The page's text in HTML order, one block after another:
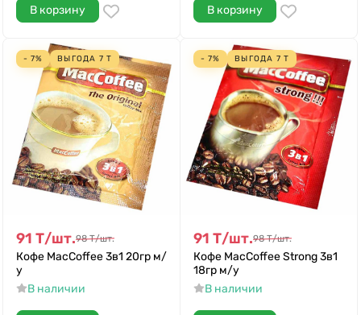
В корзину В корзину
- 7% ВЫГОДА 7 Т
91 Т/шт.98 Т/шт.
Кофе MacCoffee 3в1 20гр м/
у
В наличии
- 7% ВЫГОДА 7 Т
91 Т/шт.98 Т/шт.
Кофе MacCoffee Strong 3в1
18гр м/у
В наличии